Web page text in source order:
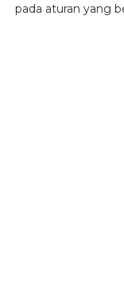
pada aturan yang